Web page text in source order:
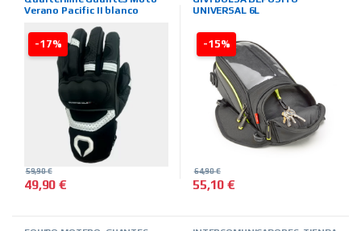
-17%
Verano Pacific II blanco
49,90€
59,90€
-15%
UNIVERSAL 6L
55,10€
64,90€